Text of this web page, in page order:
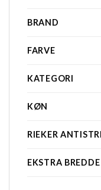
BRAND
FARVE
KATEGORI
KØN
RIEKER
EKSTRA BREDDE